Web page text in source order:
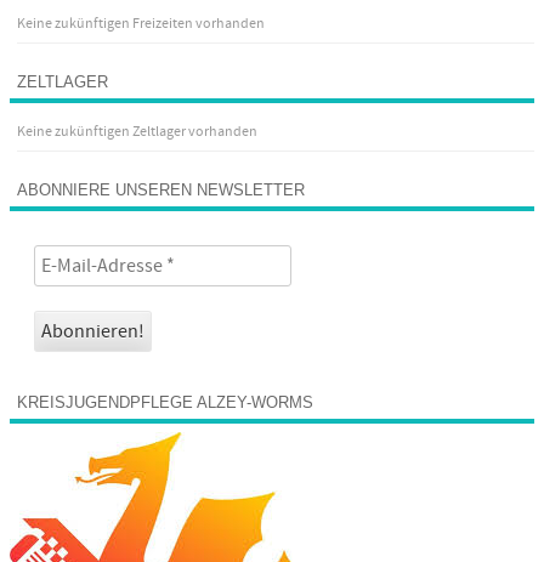
Keine zukünftigen Freizeiten vorhanden
ZELTLAGER
Keine zukünftigen Zeltlager vorhanden
ABONNIERE UNSEREN NEWSLETTER
KREISJUGENDPFLEGE ALZEY-WORMS